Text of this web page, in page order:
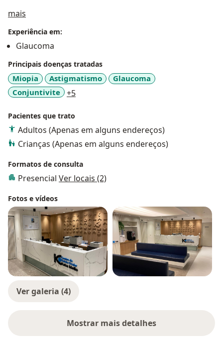
mais
Experiência em:
Glaucoma
Principais doenças tratadas
Miopia Astigmatismo
Glaucoma
Conjuntivite
+5a11y_sr_more_diseases
Pacientes que trato
Adultos (Apenas em alguns endereços)
Crianças (Apenas em alguns endereços)
Formatos de consulta
Presencial Ver locais (2)
Fotos e vídeos
Ver galeria (4)
Mostrar mais detalhes
sobre a experiência